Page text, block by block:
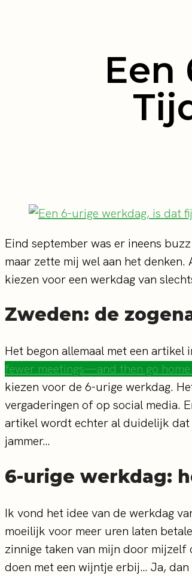
Een
Eind september was er ineens
maar zette mij wel aan het
kiezen voor een werkdag van
Zweden: de
Het begon allemaal met een artikel
fewer meetings—and then go
kiezen voor de 6-urige werkdag.
vergaderingen of op social media.
artikel wordt echter al duidelijk dat
jammer…
6-urige werkdag:
Ik vond het idee van de werkdag
moeilijk voor meer uren laten
zinnige taken van mijn door
doen met een wijntje erbij… Ja,